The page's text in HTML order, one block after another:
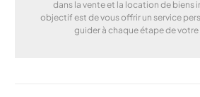
dans la vente et la location de biens
objectif est de vous offrir un service
guider à chaque étape de